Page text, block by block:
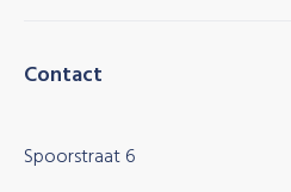
Contact
Spoorstraat 6